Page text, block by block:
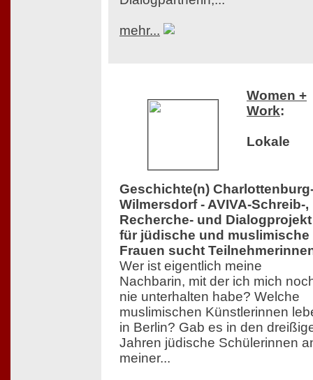
mehr...
Women +
Work:
Lokale
Geschichte(n)
Wilmersdorf - AVIVA-Schreib-,
Recherche- und Dialogprojekt
für jüdische und muslimische
Frauen sucht
Wer ist eigentlich meine
Nachbarin, mit der ich mich
nie unterhalten habe? Welche
muslimischen Künstlerinnen
in Berlin? Gab es in den
Jahren jüdische Schülerinnen
meiner...